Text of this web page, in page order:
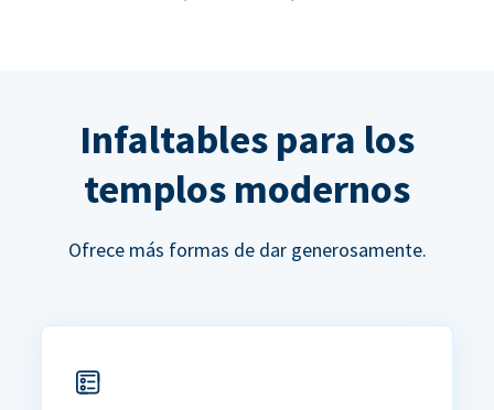
Infaltables para los
templos modernos
Ofrece más formas de dar generosamente.